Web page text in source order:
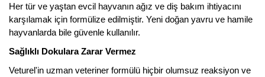
Her tür ve yaştan evcil hayvanın ağız ve diş bakım ihtiyacını
karşılamak için formülize edilmiştir. Yeni doğan yavru ve hamile
hayvanlarda bile güvenle kullanılır.
Sağlıklı Dokulara Zarar Vermez
Veturel'in uzman veteriner formülü hiçbir olumsuz reaksiyon ve